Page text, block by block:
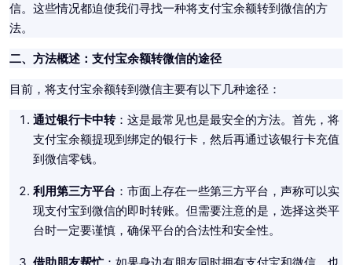
信。这些情况都迫使我们寻找一种将支付宝余额转到微信的方
法。
二、方法概述：支付宝余额转微信的途径
目前，将支付宝余额转到微信主要有以下几种途径：
通过银行卡中转：这是最常见也是最安全的方法。首先，将
支付宝余额提现到绑定的银行卡，然后再通过该银行卡充值
到微信零钱。
利用第三方平台 ：市面上存在一些第三方平台，声称可以实
现支付宝到微信的即时转账。但需要注意的是，选择这类平
台时一定要谨慎，确保平台的合法性和安全性。